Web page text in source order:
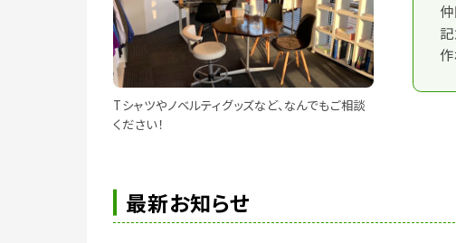
Tシャツやノベルティグッズなど、なんでもご相談
ください！
最新お知らせ